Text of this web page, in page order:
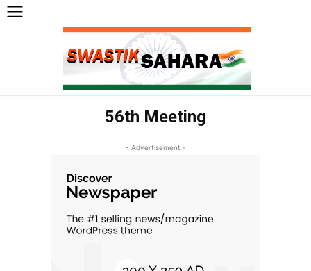
56th Meeting
- Advertisement -